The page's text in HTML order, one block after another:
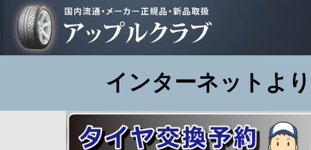
インターネットよ